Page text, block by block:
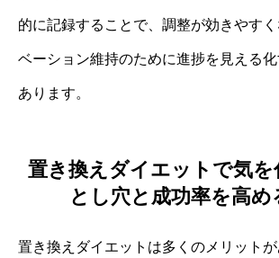
的に記録することで、調整が効きやす
ベーション維持のために進捗を見える
あります。
置き換えダイエットで気
とし穴と成功率を高め
置き換えダイエットは多くのメリット